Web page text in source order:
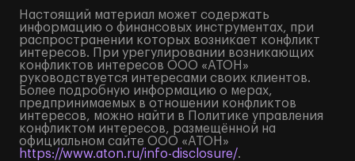
Настоящий материал может содержать
информацию о финансовых инструментах, при
распространении которых возникает конфликт
интересов. При урегулировании возникающих
конфликтов интересов ООО «АТОН»
руководствуется интересами своих клиентов.
Более подробную информацию о мерах,
предпринимаемых в отношении конфликтов
интересов, можно найти в Политике управления
конфликтом интересов, размещённой на
официальном сайте ООО «АТОН»
https://www.aton.ru/info-disclosure/.